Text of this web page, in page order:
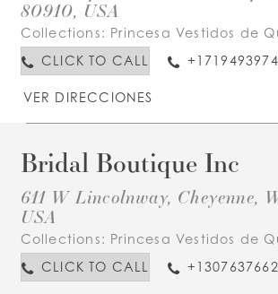
80910, USA
Collections: Princesa Vestidos de
CLICK TO CALL
VER DIRECCIONES
Bridal Boutique Inc
611 W Lincolnway, Cheyenne,
USA
Collections: Princesa Vestidos de
CLICK TO CALL